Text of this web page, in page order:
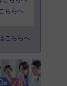
こちらへ
こちらへ